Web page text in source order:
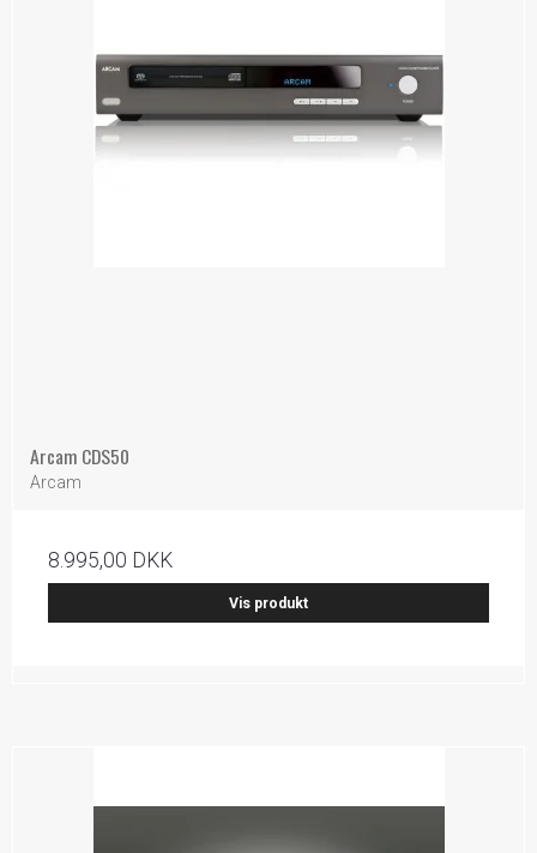
Arcam CDS50
Arcam
8.995,00 DKK
Vis produkt